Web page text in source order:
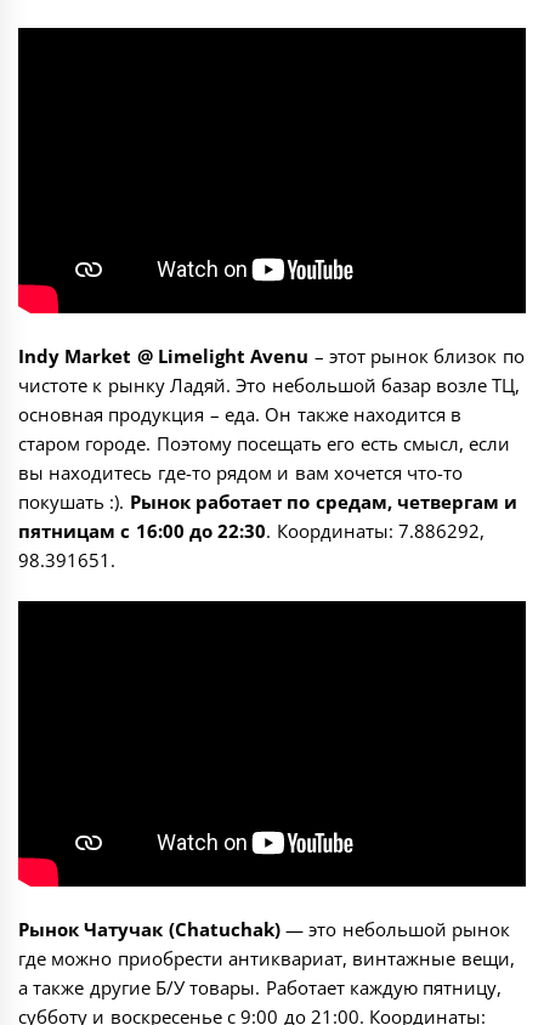
Indy Market @ Limelight Avenu – этот рынок близок по
чистоте к рынку Ладяй. Это небольшой базар возле ТЦ,
основная продукция – еда. Он также находится в
старом городе. Поэтому посещать его есть смысл, если
вы находитесь где-то рядом и вам хочется что-то
покушать :). Рынок работает по средам, четвергам и
пятницам с 16:00 до 22:30. Координаты: 7.886292,
98.391651 .
Рынок Чатучак (Chatuchak)— это небольшой рынок
где можно приобрести антиквариат, винтажные вещи,
а также другие Б/У товары. Работает каждую пятницу,
субботу и воскресенье с 9:00 до 21:00. Координаты: